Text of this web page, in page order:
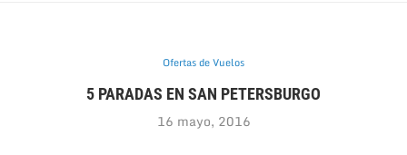
Ofertas de Vuelos
5 PARADAS EN SAN PETERSBURGO
16 mayo, 2016